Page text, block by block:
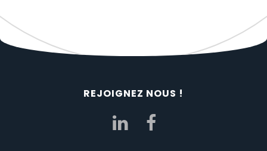
REJOIGNEZ NOUS !